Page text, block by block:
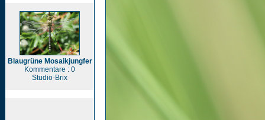
Blaugrüne Mosaikjungfer
Kommentare : 0
Studio-Brix